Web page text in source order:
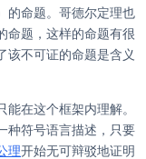
的命题。哥德尔定理也
命题，这样的命题有很
该不可证的命题是含义
能在这个框架内理解。
种符号语言描述，只要
理开始无可辩驳地证明